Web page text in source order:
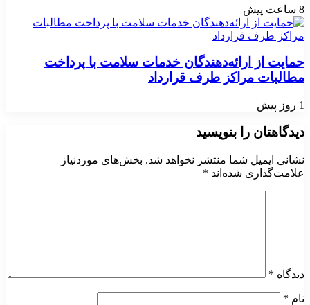
8 ساعت پیش
حمایت از ارائه‌دهندگان خدمات سلامت با پرداخت
مطالبات مراکز طرف قرارداد
1 روز پیش
دیدگاهتان را بنویسید
نشانی ایمیل شما منتشر نخواهد شد. بخش‌های موردنیاز
علامت‌گذاری شده‌اند *
دیدگاه *
نام *